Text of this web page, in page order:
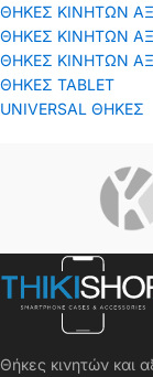
ΘΗΚΕΣ ΚΙΝΗΤΩΝ
ΘΗΚΕΣ ΚΙΝΗΤΩΝ
ΘΗΚΕΣ ΚΙΝΗΤΩΝ
ΘΗΚΕΣ TABLET
UNIVERSAL ΘΗΚΕΣ
Θήκες κινητών και